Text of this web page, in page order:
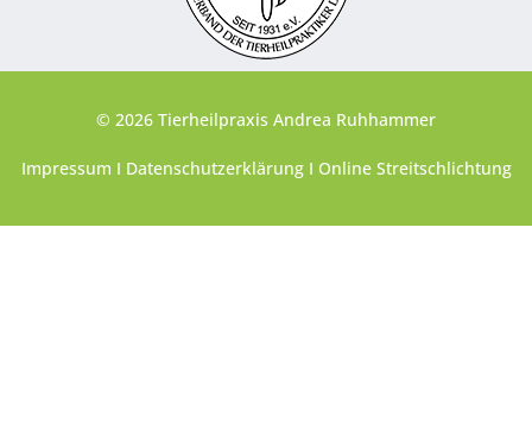
© 2026 Tierheilpraxis Andrea Ruhhammer
Impressum I DatenschutzerklärungI Online Streitschlichtung